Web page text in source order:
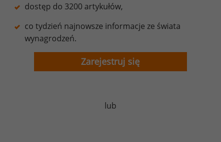
dostęp do 3200 artykułów,
co tydzień najnowsze informacje ze świata
wynagrodzeń.
Zarejestruj się
lub